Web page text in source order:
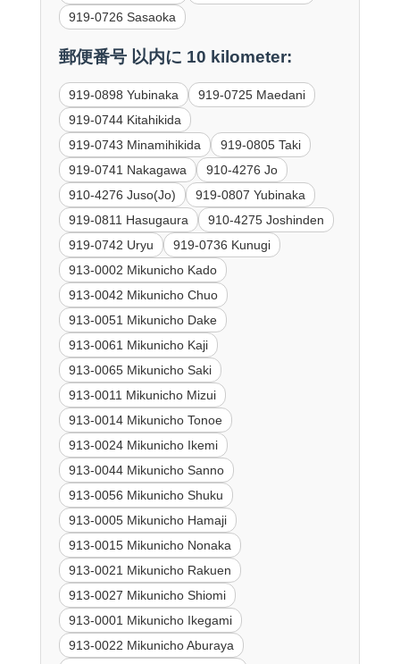
919-0726 Sasaoka
郵便番号 以内に 10 kilometer:
919-0898 Yubinaka
919-0725 Maedani
919-0744 Kitahikida
919-0743 Minamihikida
919-0805 Taki
919-0741 Nakagawa
910-4276 Jo
910-4276 Juso(Jo)
919-0807 Yubinaka
919-0811 Hasugaura
910-4275 Joshinden
919-0742 Uryu
919-0736 Kunugi
913-0002 Mikunicho Kado
913-0042 Mikunicho Chuo
913-0051 Mikunicho Dake
913-0061 Mikunicho Kaji
913-0065 Mikunicho Saki
913-0011 Mikunicho Mizui
913-0014 Mikunicho Tonoe
913-0024 Mikunicho Ikemi
913-0044 Mikunicho Sanno
913-0056 Mikunicho Shuku
913-0005 Mikunicho Hamaji
913-0015 Mikunicho Nonaka
913-0021 Mikunicho Rakuen
913-0027 Mikunicho Shiomi
913-0001 Mikunicho Ikegami
913-0022 Mikunicho Aburaya